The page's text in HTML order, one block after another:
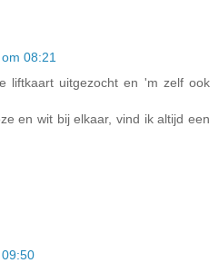
08:21
liftkaart uitgezocht en 'm zelf ook
en wit bij elkaar, vind ik altijd een